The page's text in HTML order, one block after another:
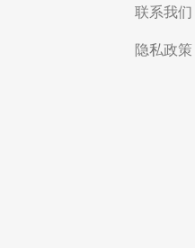
联系我们
隐私政策